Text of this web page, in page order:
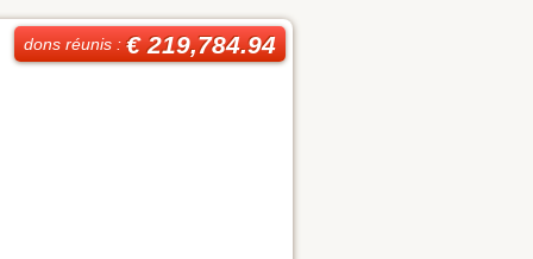
dons réunis :€ 219,784.94